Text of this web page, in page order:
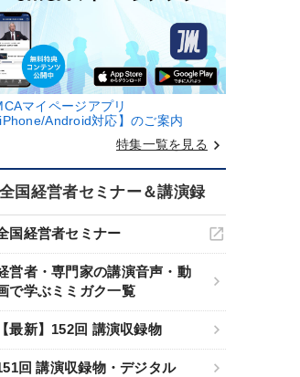
マイページアプリ
iPhone/Android対応】のご案内
特集一覧を見る keyboard_arrow_right
全国経営者セミナー＆講演録
国経営者セミナー
営者・専門家の講演音声・動
で学ぶミミガク一覧
【最新】152回 講演収録物
回 講演収録物・デジタル